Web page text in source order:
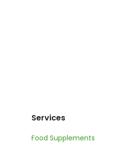
Services
Food Supplements